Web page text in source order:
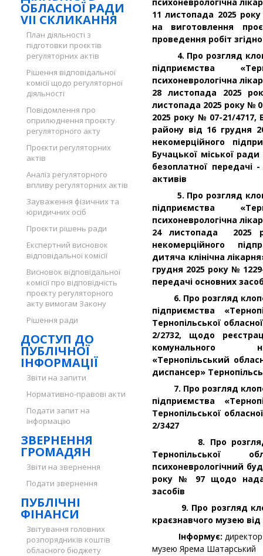
ОБЛАСНОЇ РАДИ
VII СКЛИКАННЯ
План діяльності з
підготовки проєктів
регуляторних актів
Рішення відповідальної
комісії щодо регуляторної
діяльності
Повідомлення про
оприлюднення проєкту
регуляторного акту
Проєкти регуляторних
актів
Аналіз регуляторного
впливу регуляторних актів
Зауваження фізичних та
юридичних осіб
Проєкти рішень ради
Експертний висновок
відповідальної комісії
Висновок відповідальної
комісії про відповідність
проєкту регуляторного
акту вимогам Закону
Рішення ради
ДОСТУП ДО
ПУБЛІЧНОЇ
ІНФОРМАЦІЇ
Звіти на запити
Нормативно-правові акти
Подати запит на
інформацію
ЗВЕРНЕННЯ
ГРОМАДЯН
Звіти на звернення
Подати звернення
ПУБЛІЧНІ
ФІНАНСИ
Звітування головних
розпорядників коштів
обласного бюджету
11 листопада 2025
на виготовлення
проведення робіт
4. Про розгляд
підприємства
психоневрологічна
28 листопада 2025
листопада 2025 року №
2025 року № 07-21/4717,
району від 16 грудня
некомерційного
Бучацької міської
безоплатної передачі
активів
5. Про розгляд
підприємства
психоневрологічна
24 листопада 2025
некомерційного
дитяча клінічна
грудня 2025 року №
передачі основних
6. Про розгляд
підприємства
Тернопільської
2/2732, щодо
комунального
«Тернопільський
диспансер»
7. Про розгляд
підприємства
Тернопільської
2/3427
8. Про розгляд
Тернопільської
психоневрологічний
року № 97 щодо
засобів
9. Про розгляд
краєзнавчого музею
Інформує:
музею Ярема Шатарський